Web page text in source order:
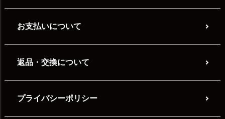
お支払いについて
返品・交換について
プライバシーポリシー